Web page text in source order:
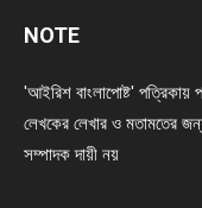
NOTE
'আইরিশ বাংলাপোষ্ট' পত্রিকায়
লেখকের লেখার ও মতামতের
সম্পাদক দায়ী নয়